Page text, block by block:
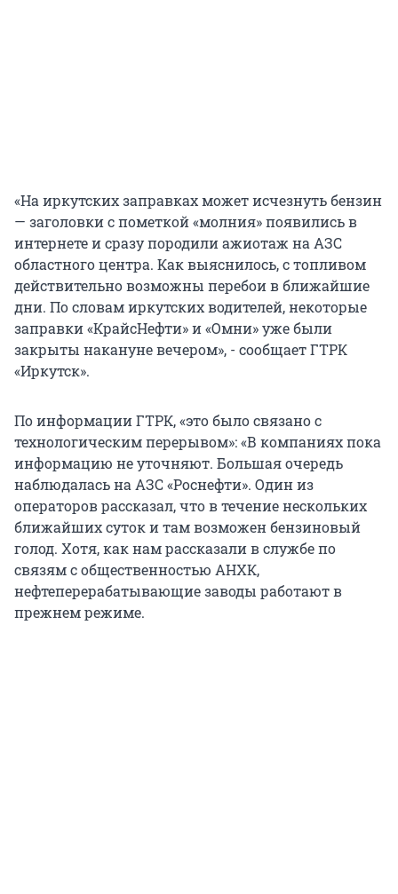
«На иркутских заправках может исчезнуть бензин
— заголовки с пометкой «молния» появились в
интернете и сразу породили ажиотаж на АЗС
областного центра. Как выяснилось, с топливом
действительно возможны перебои в ближайшие
дни. По словам иркутских водителей, некоторые
заправки «КрайсНефти» и «Омни» уже были
закрыты накануне вечером», - сообщает ГТРК
«Иркутск».
По информации ГТРК, «это было связано с
технологическим перерывом»: «В компаниях пока
информацию не уточняют. Большая очередь
наблюдалась на АЗС «Роснефти». Один из
операторов рассказал, что в течение нескольких
ближайших суток и там возможен бензиновый
голод. Хотя, как нам рассказали в службе по
связям с общественностью АНХК,
нефтеперерабатывающие заводы работают в
прежнем режиме.